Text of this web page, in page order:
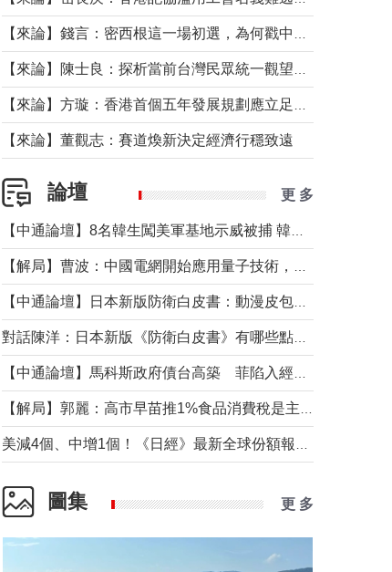
【來論】董觀志：賽道煥新決定經濟行穩致遠
論壇 更 多
圖集 更 多